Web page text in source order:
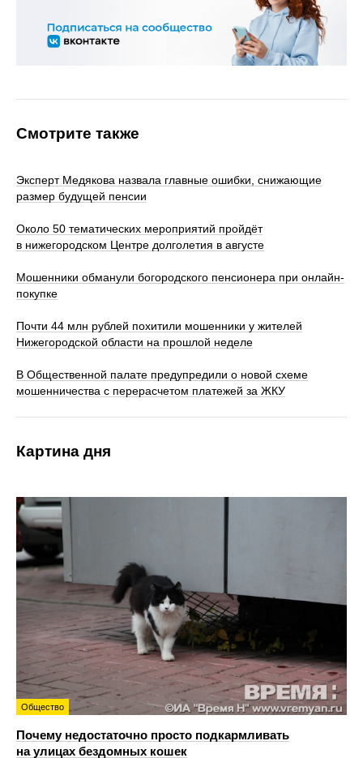
Смотрите также
Эксперт Медякова назвала главные ошибки, снижающие
размер будущей пенсии
Около 50 тематических мероприятий пройдёт
в нижегородском Центре долголетия в августе
Мошенники обманули богородского пенсионера при онлайн-
покупке
Почти 44 млн рублей похитили мошенники у жителей
Нижегородской области на прошлой неделе
В Общественной палате предупредили о новой схеме
мошенничества с перерасчетом платежей за ЖКУ
Картина дня
Общество
Почему недостаточно просто подкармливать
на улицах бездомных кошек